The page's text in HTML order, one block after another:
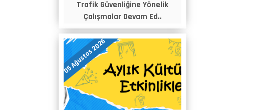
Trafik Güvenliğine Yönelik
Çalışmalar Devam Ed..
05 Ağustos 2026